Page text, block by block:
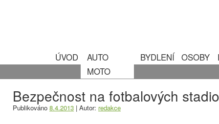
ÚVOD
AUTO
MOTO
BYDLENÍ OSOBY
Bezpečnost na fotbalových
Publikováno 8.4.2013 | Autor: redakce